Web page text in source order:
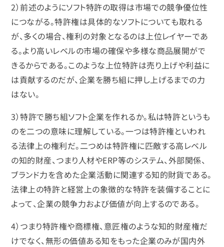
2）前述のようにソフト特許の取得は市場での競争優位性
につながる。特許権は具体的なソフトについても取れる
が、多くの場合、権利の対象となるのは上位レイヤーであ
る。より高いレベルの市場の確保や多様な商品展開がで
きるからである。このような上位特許は売り上げや利益に
は貢献するのだが、企業を勝ち組に押し上げるまでの力
はない。
3）特許で勝ち組ソフト企業を作れるか。私は特許というも
のを二つの意味に理解している。一つは特許権といわれ
る法律上の権利だ。二つめは特許権に匹敵する高レベル
の知的財産、つまり人材やERP等のシステム、外部関係、
ブランド力を含めた企業活動に関連する知的財貨である。
法律上の特許と経営上の象徴的な特許を装備することに
よって、企業の競争力および価値が向上するのである。
4）つまり特許権や商標権、意匠権のような知的財産権だ
けでなく、無形の価値ある知をもった企業のみが国内外